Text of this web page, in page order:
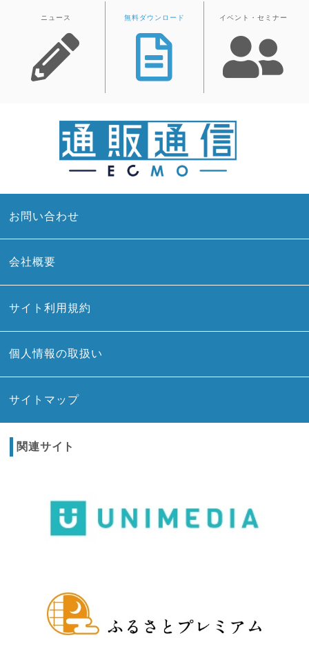
ニュース 無料ダウンロード イベント・セミナー
お問い合わせ
会社概要
サイト利用規約
個人情報の取扱い
サイトマップ
関連サイト